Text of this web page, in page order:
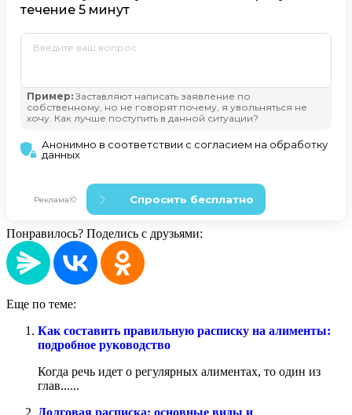
Понравилось? Поделись с друзьями:
Еще по теме:
Как составить правильную расписку на алименты:
подробное руководство
Когда речь идет о регулярных алиментах, то один из
глав......
Долговая расписка: основные виды и